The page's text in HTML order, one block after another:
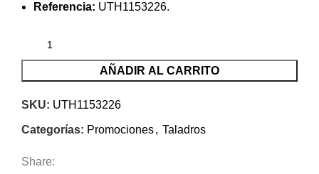
Referencia: UTH1153226.
AÑADIR AL CARRITO
SKU: UTH1153226
Categorías: Promociones, Taladros
Share: